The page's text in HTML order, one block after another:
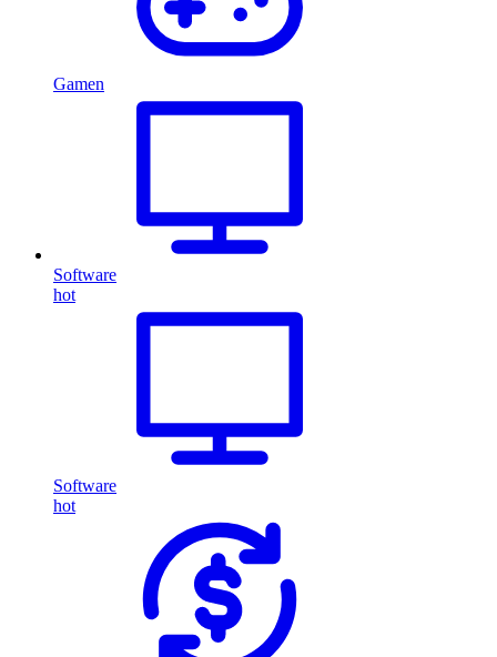
Gamen
Software
hot
Software
hot